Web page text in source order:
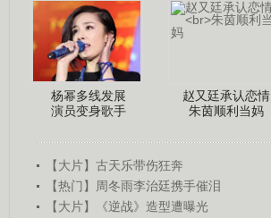
杨幂多线发展
演员变身歌手
赵又廷承认恋情
朱茵顺利当妈
【大片】古天乐带伤狂奔
【热门】周冬雨李治廷携手催泪
【大片】《逆战》造型遭曝光